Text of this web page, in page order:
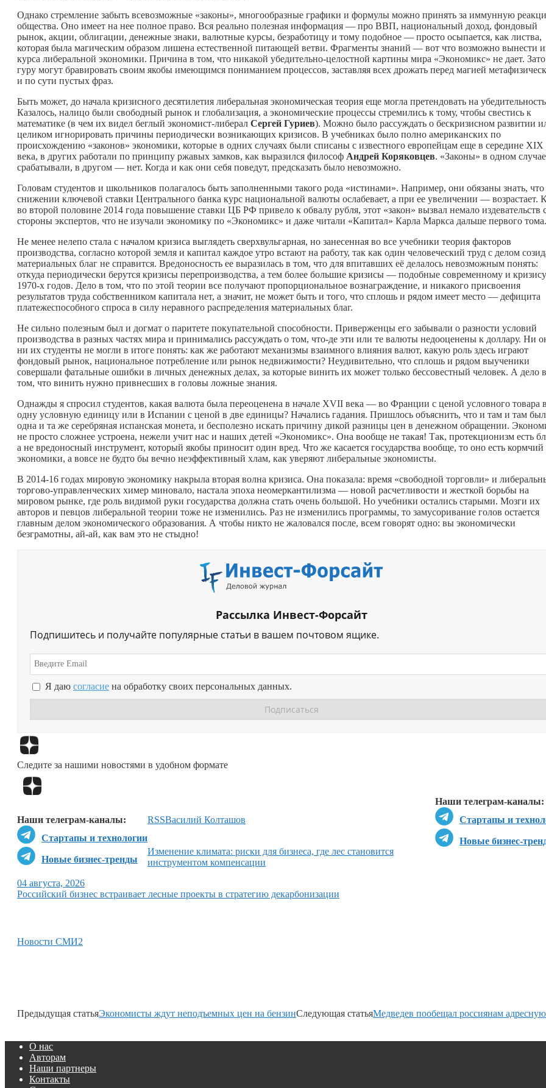
Однако стремление забыть всевозможные «законы», многообразные графики и формулы можно принять за иммунную
общества. Оно имеет на нее полное право. Вся реально полезная информация — про ВВП, национальный доход, фондовый
рынок, акции, облигации, денежные знаки, валютные курсы, безработицу и тому подобное — просто осыпается, как листва,
которая была магическим образом лишена естественной питающей ветви. Фрагменты знаний — вот что возможно вынести
курса либеральной экономики. Причина в том, что никакой убедительно-целостной картины мира «Экономикс» не дает. Зато
гуру могут бравировать своим якобы имеющимся пониманием процессов, заставляя всех дрожать перед магией
и по сути пустых фраз.
Быть может, до начала кризисного десятилетия либеральная экономическая теория еще могла претендовать на
Казалось, налицо были свободный рынок и глобализация, а экономические процессы стремились к тому, чтобы свестись к
математике (в чем их видел беглый экономист-либерал Сергей Гуриев). Можно было рассуждать о бескризисном развитии
целиком игнорировать причины периодически возникающих кризисов. В учебниках было полно американских по
происхождению «законов» экономики, которые в одних случаях были списаны с известного европейцам еще в середине XIX
века, в других работали по принципу ржавых замков, как выразился философ Андрей Коряковцев. «Законы» в одном случае
срабатывали, в другом — нет. Когда и как они себя поведут, предсказать было невозможно.
Головам студентов и школьников полагалось быть заполненными такого рода «истинами». Например, они обязаны знать,
снижении ключевой ставки Центрального банка курс национальной валюты ослабевает, а при ее увеличении — возрастает.
во второй половине 2014 года повышение ставки ЦБ РФ привело к обвалу рубля, этот «закон» вызвал немало издевательств
стороны экспертов, что не изучали экономику по «Экономикс» и даже читали «Капитал» Карла Маркса дальше первого тома.
Не менее нелепо стала с началом кризиса выглядеть сверхвульгарная, но занесенная во все учебники теория факторов
производства, согласно которой земля и капитал каждое утро встают на работу, так как один человеческий труд с делом
материальных благ не справится. Вредоносность ее выразилась в том, что для впитавших её делалось невозможным понять:
откуда периодически берутся кризисы перепроизводства, а тем более большие кризисы — подобные современному и кризису
1970-х годов. Дело в том, что по этой теории все получают пропорциональное вознаграждение, и никакого присвоения
результатов труда собственником капитала нет, а значит, не может быть и того, что сплошь и рядом имеет место — дефицита
платежеспособного спроса в силу неравного распределения материальных благ.
Не сильно полезным был и догмат о паритете покупательной способности. Приверженцы его забывали о разности условий
производства в разных частях мира и принимались рассуждать о том, что-де эти или те валюты недооценены к доллару. Ни
ни их студенты не могли в итоге понять: как же работают механизмы взаимного влияния валют, какую роль здесь играют
фондовый рынок, национальное потребление или рынок недвижимости? Неудивительно, что сплошь и рядом выученики
совершали фатальные ошибки в личных денежных делах, за которые винить их может только бессовестный человек. А дело
том, что винить нужно привнесших в головы ложные знания.
Однажды я спросил студентов, какая валюта была переоценена в начале XVII века — во Франции с ценой условного товара в
одну условную единицу или в Испании с ценой в две единицы? Начались гадания. Пришлось объяснить, что и там и там
одна и та же серебряная испанская монета, и бесполезно искать причину дикой разницы цен в денежном обращении.
не просто сложнее устроена, нежели учит нас и наших детей «Экономикс». Она вообще не такая! Так, протекционизм есть
а не вредоносный инструмент, который якобы приносит один вред. Что же касается государства вообще, то оно есть кормчий
экономики, а вовсе не будто бы вечно неэффективный хлам, как уверяют либеральные экономисты.
В 2014-16 годах мировую экономику накрыла вторая волна кризиса. Она показала: время «свободной торговли» и
торгово-управленческих химер миновало, настала эпоха неомеркантилизма — новой расчетливости и жесткой борьбы на
мировом рынке, где роль видимой руки государства должна стать очень большой. Но учебники остались старыми. Мозги их
авторов и певцов либеральной теории тоже не изменились. Раз не изменились программы, то замусоривание голов остается
главным делом экономического образования. А чтобы никто не жаловался после, всем говорят одно: вы экономически
безграмотны, ай-ай, как вам это не стыдно!
Рассылка Инвест-Форсайт
Подпишитесь и получайте популярные статьи в вашем почтовом ящике.
Я даю согласие на обработку своих персональных данных.
Следите за нашими новостями в удобном формате
Наши телеграм-каналы:
Стартапы и
Новые бизнес-
Наши телеграм-каналы:
Стартапы и технологии
Новые бизнес-тренды
RSSВасилий Колташов
Изменение климата: риски для бизнеса, где лес становится
инструментом компенсации
04 августа, 2026
Российский бизнес встраивает лесные проекты в стратегию декарбонизации
Новости СМИ2
Предыдущая статьяЭкономисты ждут неподъемных цен на бензинСледующая статьяМедведев пообещал россиянам
О нас
Авторам
Наши партнеры
Контакты